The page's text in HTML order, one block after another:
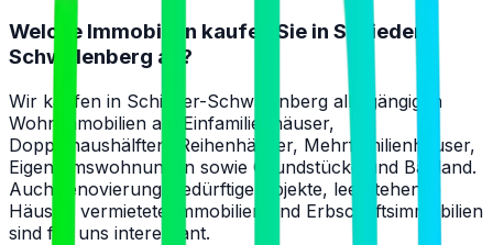
Welche Immobilien kaufen Sie in Schieder-
Schwalenberg an?
Wir kaufen in Schieder-Schwalenberg alle gängigen
Wohnimmobilien an: Einfamilienhäuser,
Doppelhaushälften, Reihenhäuser, Mehrfamilienhäuser,
Eigentumswohnungen sowie Grundstücke und Bauland.
Auch renovierungsbedürftige Objekte, leerstehende
Häuser, vermietete Immobilien und Erbschaftsimmobilien
sind für uns interessant.